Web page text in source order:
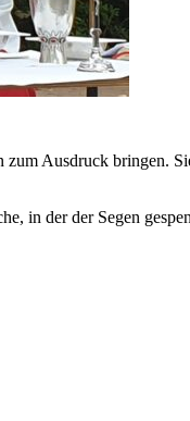
Ausdruck bringen.
in der der Segen